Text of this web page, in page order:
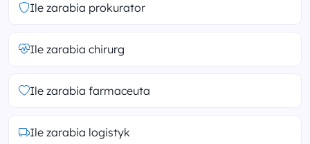
Ile zarabia prokurator
Ile zarabia chirurg
Ile zarabia farmaceuta
Ile zarabia logistyk